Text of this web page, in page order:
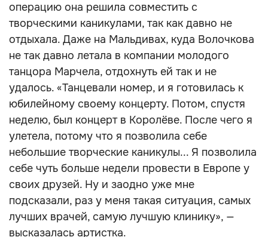
операцию она решила совместить с
творческими каникулами, так как давно не
отдыхала. Даже на Мальдивах, куда Волочкова
не так давно летала в компании молодого
танцора Марчела, отдохнуть ей так и не
удалось. «Танцевали номер, и я готовилась к
юбилейному своему концерту. Потом, спустя
неделю, был концерт в Королёве. После чего я
улетела, потому что я позволила себе
небольшие творческие каникулы... Я позволила
себе чуть больше недели провести в Европе у
своих друзей. Ну и заодно уже мне
подсказали, раз у меня такая ситуация, самых
лучших врачей, самую лучшую клинику», —
высказалась артистка.